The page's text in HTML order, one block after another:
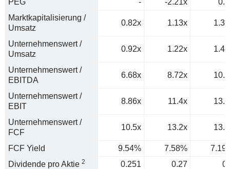
PEG
- -2.21x
Marktkapitalisierung /
Umsatz
0.82x 1.13x
Unternehmenswert /
Umsatz
0.92x 1.22x
Unternehmenswert /
EBITDA
6.68x 8.72x
Unternehmenswert /
EBIT
8.86x 11.4x
Unternehmenswert /
FCF
10.5x 13.2x
FCF Yield 9.54% 7.58%
Dividende pro Aktie 2 0.251 0.27